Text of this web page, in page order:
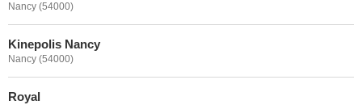
Nancy (54000)
Kinepolis Nancy
Nancy (54000)
Royal